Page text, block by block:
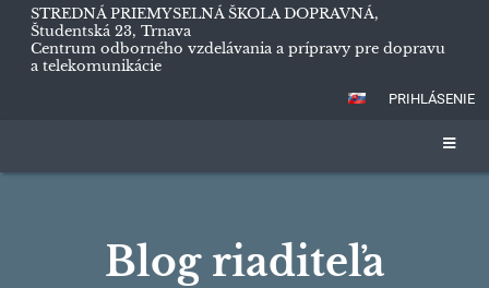
STREDNÁ PRIEMYSELNÁ ŠKOLA DOPRAVNÁ,
Študentská 23, Trnava
Centrum odborného vzdelávania a prípravy pre dopravu
a telekomunikácie
PRIHLÁSENIE
Blog riaditeľa